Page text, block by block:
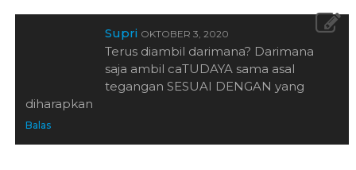
Supri OKTOBER 3, 2020
Terus diambil darimana? Darimana
saja ambil caTUDAYA sama asal
tegangan SESUAI DENGAN yang
diharapkan
Balas